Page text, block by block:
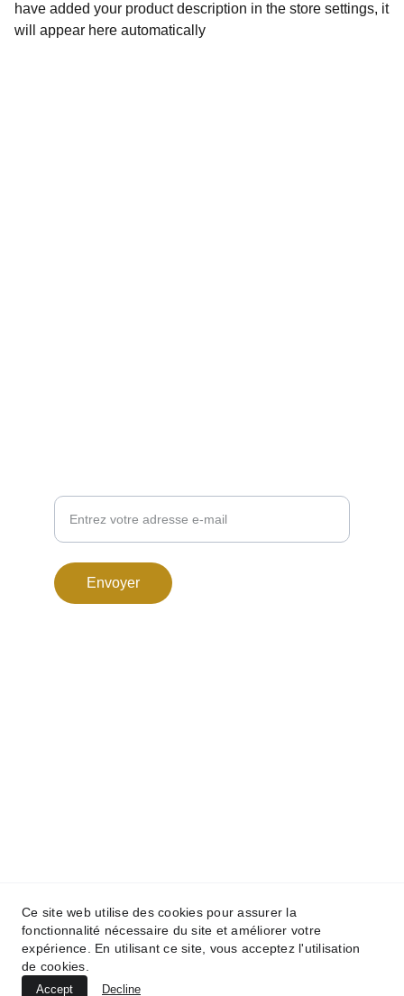
have added your product description in the store settings, it
will appear here automatically
Envoyer
Ce site web utilise des cookies pour assurer la
fonctionnalité nécessaire du site et améliorer votre
expérience. En utilisant ce site, vous acceptez l'utilisation
de cookies.
Accept Decline